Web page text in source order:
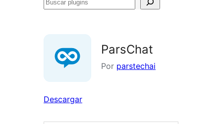
ParsChat
Por parstechai
Descargar